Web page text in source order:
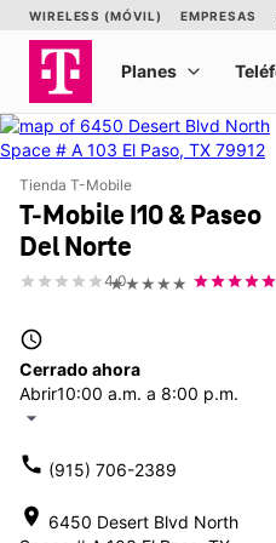
Tienda T-Mobile
T-Mobile I10 & Paseo
Del Norte
★★★★★
4.0
access_time
Cerrado ahora
Abrir10:00 a.m. a 8:00 p.m.
arrow_drop_down
call (915) 706-2389
location_on 6450 Desert Blvd North